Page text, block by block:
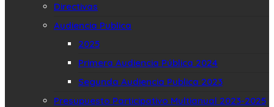
Directivas
Audiencia Publica
2025
Primera Audiencia Pública 2024
Segunda Audiencia Publica 2023
Presupuesto Participativo Multianual 2023-2025